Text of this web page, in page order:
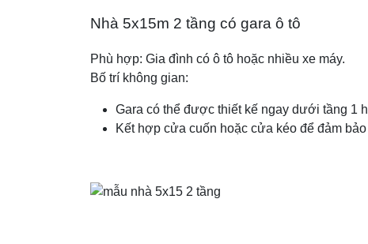
Nhà 5x15m 2 tầng có gara ô tô
Phù hợp: Gia đình có ô tô hoặc nhiều xe máy.
Bố trí không gian:
Gara có thể được thiết kế ngay dưới tầng 1
Kết hợp cửa cuốn hoặc cửa kéo để đảm